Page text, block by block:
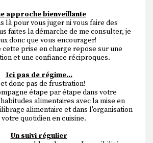
approche bienveillante
là pour vous juger ni vous faire des
faites la démarche de me consulter, je
donc que vous encourager!
cette prise en charge repose sur une
et une confiance réciproques.
Ici pas de régime…
donc pas de frustration!
étape par étape dans votre
alimentaires avec la mise en
alimentaire et dans l'organisation
votre quotidien en cuisine.
Un suivi régulier